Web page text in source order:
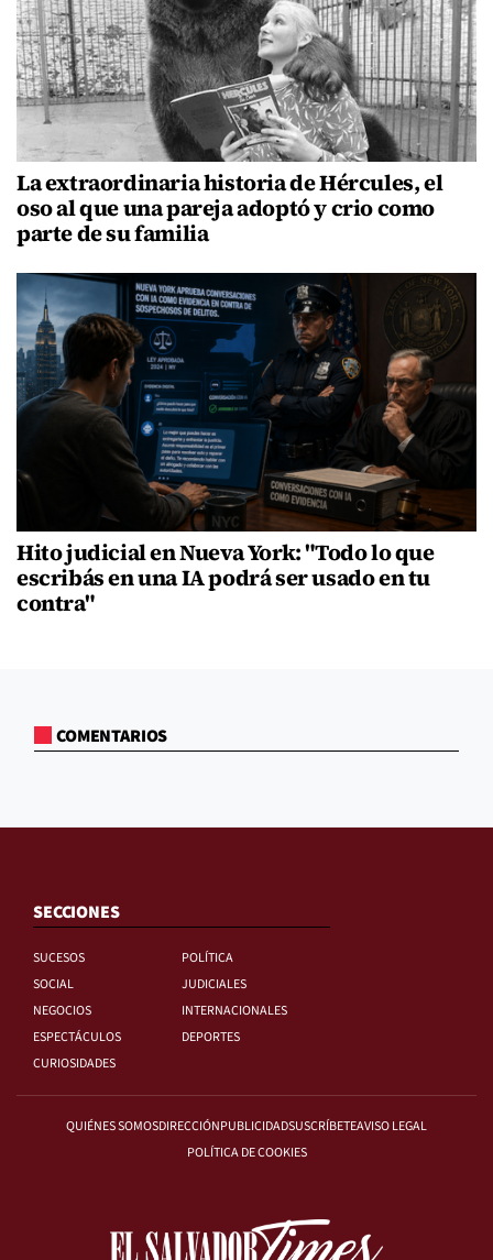
La extraordinaria historia de Hércules, el
oso al que una pareja adoptó y crio como
parte de su familia
Hito judicial en Nueva York: "Todo lo que
escribás en una IA podrá ser usado en tu
contra"
COMENTARIOS
SECCIONES
SUCESOS
POLÍTICA
SOCIAL
JUDICIALES
NEGOCIOS
INTERNACIONALES
ESPECTÁCULOS
DEPORTES
CURIOSIDADES
QUIÉNES SOMOSDIRECCIÓNPUBLICIDADSUSCRÍBETEAVISO LEGAL
POLÍTICA DE COOKIES